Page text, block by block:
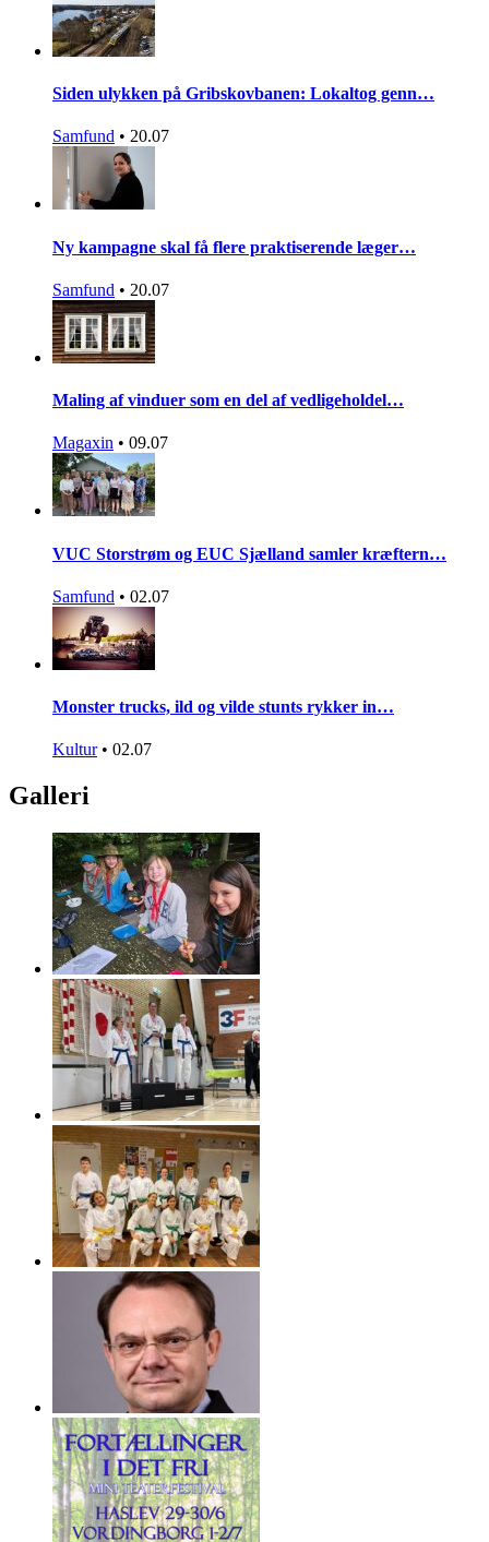
Siden ulykken på Gribskovbanen: Lokaltog genn…
Samfund • 20.07
Ny kampagne skal få flere praktiserende læger…
Samfund • 20.07
Maling af vinduer som en del af vedligeholdel…
Magaxin • 09.07
VUC Storstrøm og EUC Sjælland samler kræftern…
Samfund • 02.07
Monster trucks, ild og vilde stunts rykker in…
Kultur • 02.07
Galleri